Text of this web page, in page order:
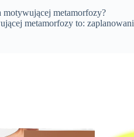
motywującej metamorfozy?
metamorfozy to: